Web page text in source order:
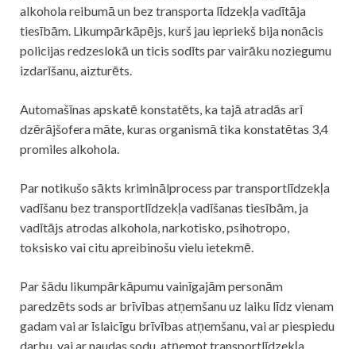
alkohola reibumā un bez transporta līdzekļa vadītāja
tiesībām. Likumpārkāpējs, kurš jau iepriekš bija nonācis
policijas redzeslokā un ticis sodīts par vairāku noziegumu
izdarīšanu, aizturēts.
Automašīnas apskatē konstatēts, ka tajā atradās arī
dzērājšofera māte, kuras organismā tika konstatētas 3,4
promiles alkohola.
Par notikušo sākts kriminālprocess par transportlīdzekļa
vadīšanu bez transportlīdzekļa vadīšanas tiesībām, ja
vadītājs atrodas alkohola, narkotisko, psihotropo,
toksisko vai citu apreibinošu vielu ietekmē.
Par šādu likumpārkāpumu vainīgajām personām
paredzēts sods ar brīvības atņemšanu uz laiku līdz vienam
gadam vai ar īslaicīgu brīvības atņemšanu, vai ar piespiedu
darbu, vai ar naudas sodu, atņemot transportlīdzekļa